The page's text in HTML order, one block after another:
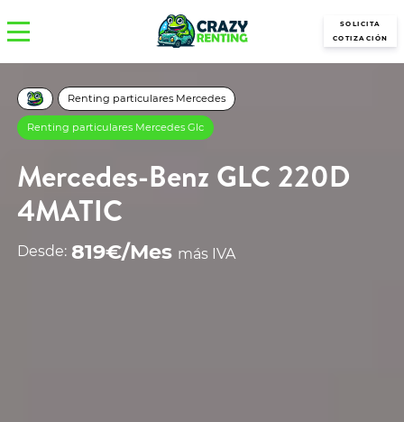
SOLICITA
COTIZACIÓN
Renting particulares Mercedes
Renting particulares Mercedes Glc
Mercedes-Benz GLC 220D
4MATIC
Desde: 819€/Mes más IVA